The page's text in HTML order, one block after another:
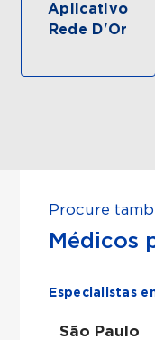
Aplicativo
Rede D'Or
Procure
Médicos
Especialistas
São Paulo